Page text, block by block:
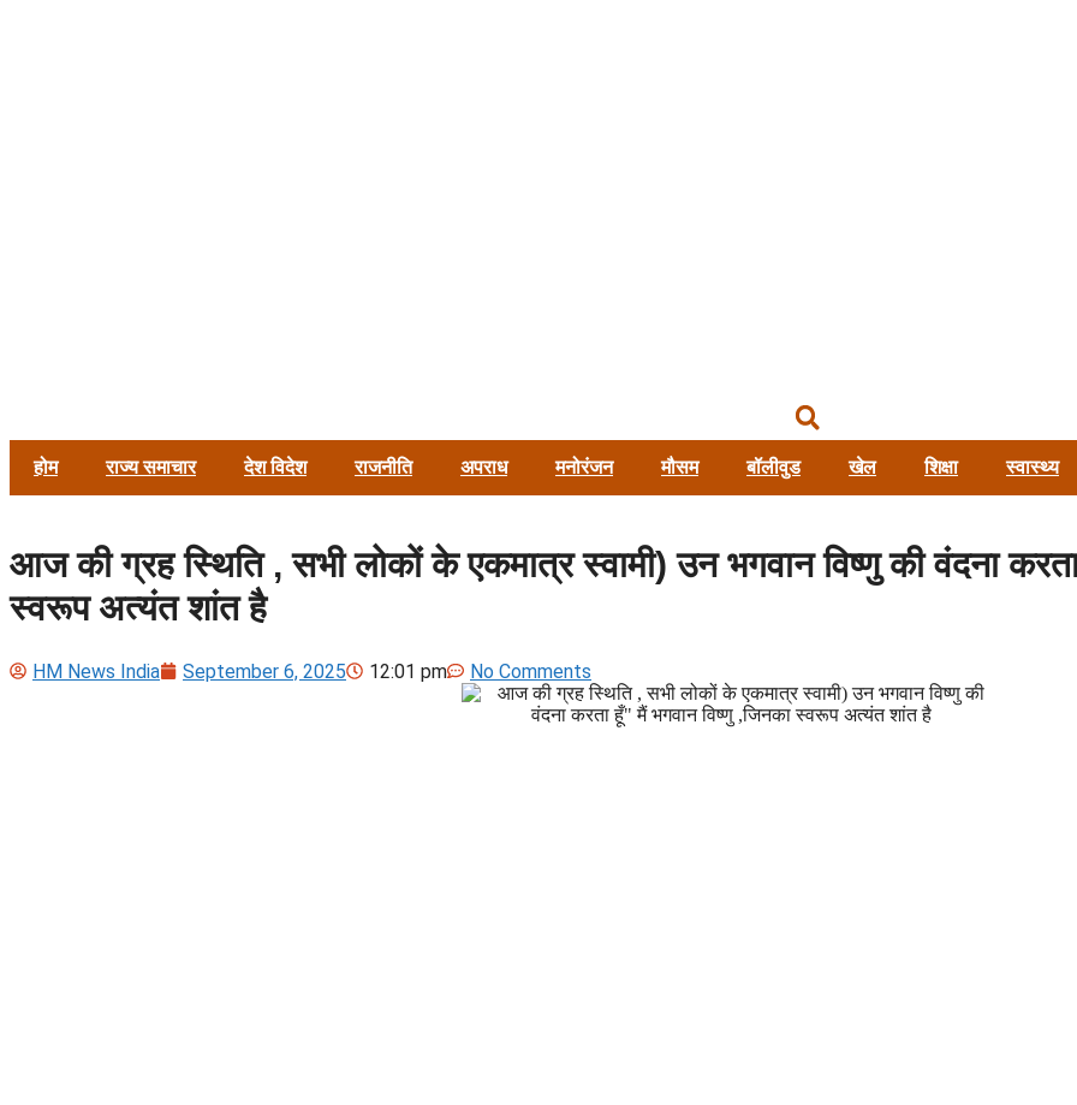
होम राज्य समाचार देश विदेश राजनीति अपराध मनोरंजन मौसम बॉलीवुड खेल शिक्षा स्वास्थ्य
आज की ग्रह स्थिति , सभी लोकों के एकमात्र स्वामी) उन भगवान विष्णु की वंदना
स्वरूप अत्यंत शांत है
HM News India September 6, 2025 12:01 pm No Comments